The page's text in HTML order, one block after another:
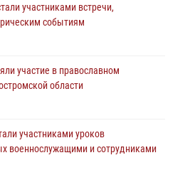
проходят мероприятия,
со дня рождения генерала армии
Росгвардии Героя России
с заместителем полномочного
Виталием Кузнецовым
участниками встречи,
событиям
участие в православном
области
участниками уроков
военнослужащими и сотрудниками